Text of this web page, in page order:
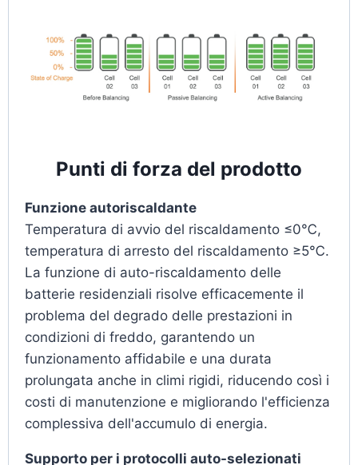
Punti di forza del prodotto
Funzione autoriscaldante
Temperatura di avvio del riscaldamento ≤0℃,
temperatura di arresto del riscaldamento ≥5℃.
La funzione di auto-riscaldamento delle
batterie residenziali risolve efficacemente il
problema del degrado delle prestazioni in
condizioni di freddo, garantendo un
funzionamento affidabile e una durata
prolungata anche in climi rigidi, riducendo così i
costi di manutenzione e migliorando l'efficienza
complessiva dell'accumulo di energia.
Supporto per i protocolli auto-selezionati